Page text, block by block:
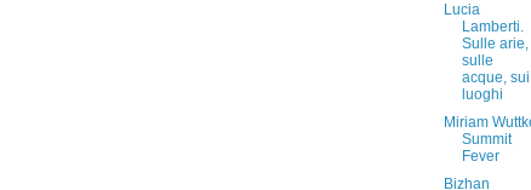
Lucia
Lamberti.
Sulle arie,
sulle
acque, sui
luoghi
Miriam
Summit
Fever
Bizhan